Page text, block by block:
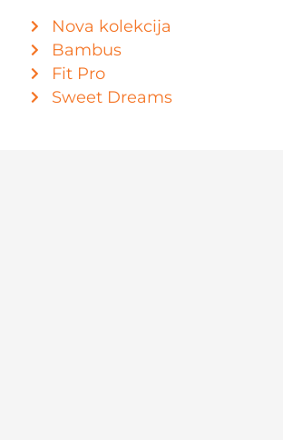
Nova kolekcija
Bambus
Fit Pro
Sweet Dreams